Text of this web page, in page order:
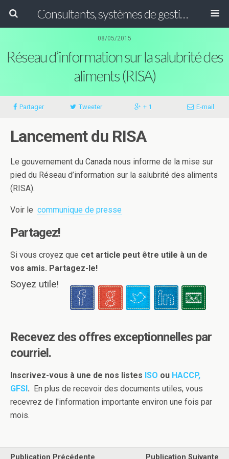
Consultants, systèmes de gestion ISO, HACCP et GFSI
08/05/2015
Réseau d’information sur la salubrité des
aliments (RISA)
Partager Tweeter + 1 E-mail
Lancement du RISA
Le gouvernement du Canada nous informe de la mise sur
pied du Réseau d’information sur la salubrité des aliments
(RISA).
Voir le communique de presse
Partagez!
Si vous croyez que cet article peut être utile à un de
vos amis. Partagez-le!
Soyez utile!
Recevez des offres exceptionnelles par
courriel.
Inscrivez-vous à une de nos listes ISO ou HACCP,
GFSI. En plus de recevoir des documents utiles, vous
recevrez de l'information importante environ une fois par
mois.
Publication Précédente Publication Suivante